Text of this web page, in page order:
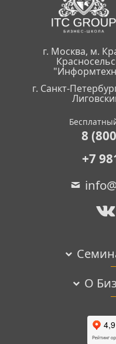
г. Москва, м.
г. Санкт-
8
+7
О